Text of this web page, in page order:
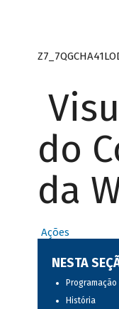
do
da
Ações
NESTA
Programação
História